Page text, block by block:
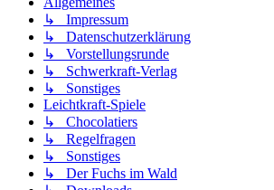
↳ Impressum
↳ Datenschutzerklärung
↳ Vorstellungsrunde
↳ Schwerkraft-Verlag
↳ Sonstiges
Leichtkraft-Spiele
↳ Chocolatiers
↳ Regelfragen
↳ Sonstiges
↳ Der Fuchs im Wald